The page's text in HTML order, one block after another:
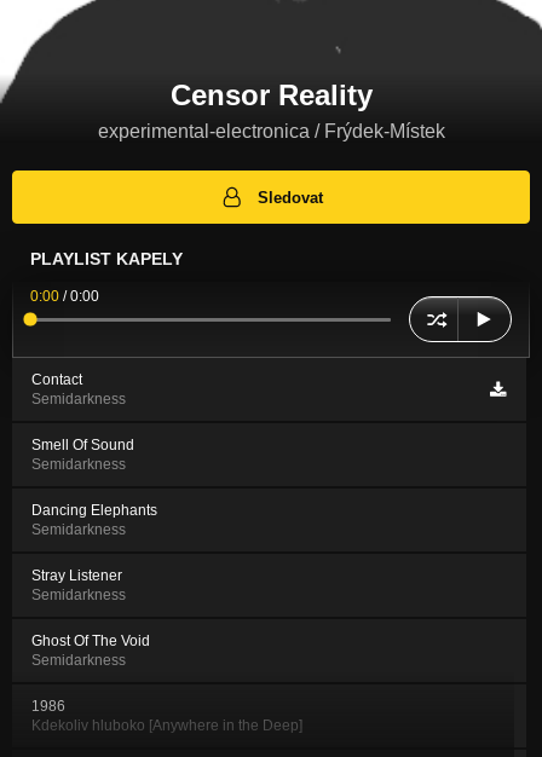
Censor Reality
experimental-electronica / Frýdek-Místek
Sledovat
PLAYLIST KAPELY
0:00 /0:00
Contact
Semidarkness
Smell Of Sound
Semidarkness
Dancing Elephants
Semidarkness
Stray Listener
Semidarkness
Ghost Of The Void
Semidarkness
1986
Kdekoliv hluboko [Anywhere in the Deep]